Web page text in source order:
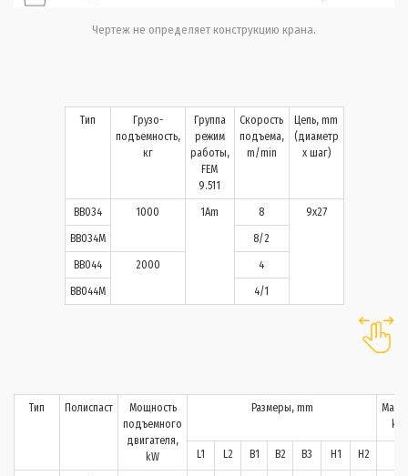
Чертеж не определяет конструкцию крана.
Тип
Грузо-
подъемность,
кг
Группа
режим
работы,
FEM
9.511
Скорость
подъема,
m/min
Цепь, mm
(диаметр
х шаг)
BB034 1000 1Am 8 9x27
BB034M 8/2
BB044 2000 4
BB044M 4/1
Тип Полиспаст
Мощность
подъемного
двигателя,
kW
Размеры, mm
kg
L1 L2 B1 B2 B3 H1 H2